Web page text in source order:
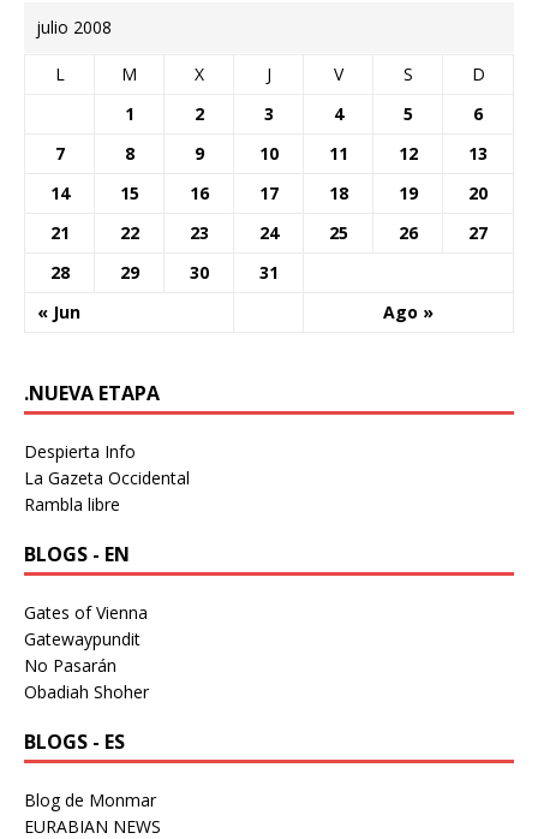
julio 2008
L M X J V S D
« Jun Ago »
1 2 3 4 5
6
7
8 9 10 11 12
13
14
15 16 17 18 19
20
21
22 23 24 25 26
27
28
29 30 31
.NUEVA ETAPA
Despierta Info
La Gazeta Occidental
Rambla libre
BLOGS - EN
Gates of Vienna
Gatewaypundit
No Pasarán
Obadiah Shoher
BLOGS - ES
Blog de Monmar
EURABIAN NEWS